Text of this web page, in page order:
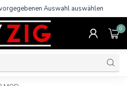
Auswahl auswählen
0